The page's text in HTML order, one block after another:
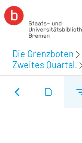
Die Grenzboten
Zweites Quartal.